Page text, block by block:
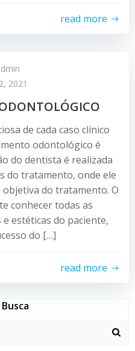
read more
2021
de cada caso clínico
odontológico é
do dentista é realizada
do tratamento, onde ele
do tratamento. O
conhecer todas as
estéticas do paciente,
do […]
read more